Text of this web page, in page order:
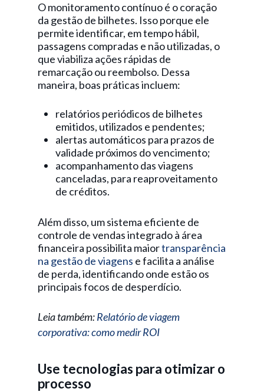
O monitoramento contínuo é o coração
da gestão de bilhetes. Isso porque ele
permite identificar, em tempo hábil,
passagens compradas e não utilizadas, o
que viabiliza ações rápidas de
remarcação ou reembolso. Dessa
maneira, boas práticas incluem:
relatórios periódicos de bilhetes
emitidos, utilizados e pendentes;
alertas automáticos para prazos de
validade próximos do vencimento;
acompanhamento das viagens
canceladas, para reaproveitamento
de créditos.
Além disso, um sistema eficiente de
controle de vendas integrado à área
financeira possibilita maiortransparência
na gestão de viagens e facilita a análise
de perda, identificando onde estão os
principais focos de desperdício.
Leia também:Relatório de viagem
corporativa: como medir ROI
Use tecnologias para otimizar o
processo